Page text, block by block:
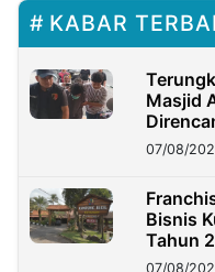
KABAR
Masjid
07/08/
Bisnis
Tahun
07/08/